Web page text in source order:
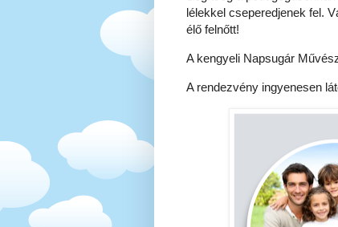
lélekkel cseperedjenek fel.
élő felnőtt!
A kengyeli Napsugár
A rendezvény ingyenesen